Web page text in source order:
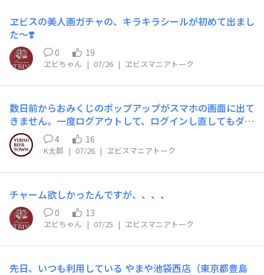
ヱビスの美人画ガチャの、キラキラシールが初めて出まし
た～❣️
0 19
ヱビちゃん | 07/26 | ヱビスマニアトーク
数日前からおみくじのポップアップがスマホの画面に出て
きません。一度ログアウトして、ログインし直してもダメ
です。
4 16
K太郎 | 07/26 | ヱビスマニアトーク
チャーム欲しかったんですが、、、、
0 13
ヱビちゃん | 07/25 | ヱビスマニアトーク
先日、いつも利用している やまや池袋西店（東京都豊島